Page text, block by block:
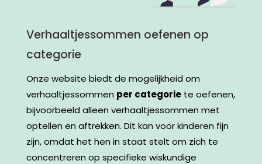
Verhaaltjessommen oefenen op
categorie
Onze website biedt de mogelijkheid om
verhaaltjessommen per categoriete oefenen,
bijvoorbeeld alleen verhaaltjessommen met
optellen en aftrekken. Dit kan voor kinderen fijn
zijn, omdat het hen in staat stelt om zich te
concentreren op specifieke wiskundige